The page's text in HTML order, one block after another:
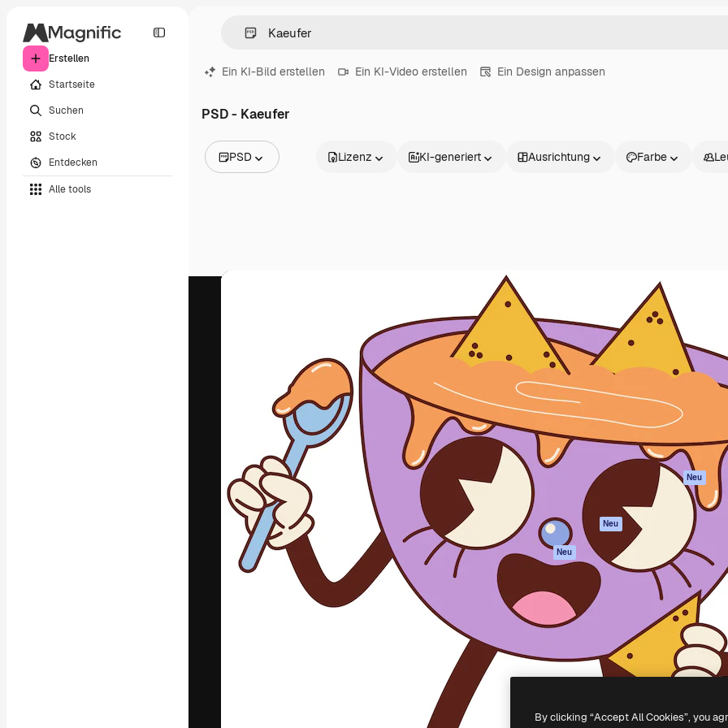
Erstellen
Startseite
Suchen
Stock
Entdecken
Alle tools
Ein KI-Bild erstellen Ein KI-Video erstellen Ein Design anpassen
PSD - Kaeufer
PSD
Videos
Lizenz KI-generiert Ausrichtung Farbe
Die kreative Plattform, um deine beste
Arbeit zu verwirklichen. Mehr als 1 Million
Abonnenten unter Kreativen, Unternehmen,
Agenturen und Studios.
Deutsch
Produkte
Spaces
KI-Assistent
KI-Bildgenerator
KI-Videogenerator
KI-
Stimmengenerator
Stock-Inhalte
MCP für
Claude/ChatGPT
Neu
Agenten Neu
Mobile App
Alle Magnific-Tools
Loslegen
Academy
Dokumentation
Support
AGB
Originale Neu
Cookie-Richtlinie
Vertrauenszentrum
Partner
Unternehmen
Freepik Company S.L.U. Alle Rechte vorbehalten.
By clicking “Accept All Cookies”, you